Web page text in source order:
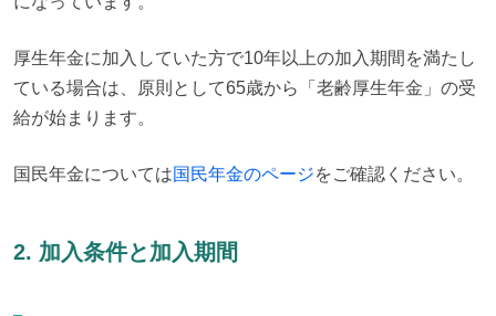
厚生年金に加入していた方で10年以上の加入期間を満たし
ている場合は、原則として65歳から「老齢厚生年金」の受
給が始まります。
国民年金については国民年金のページをご確認ください。
2. 加入条件と加入期間